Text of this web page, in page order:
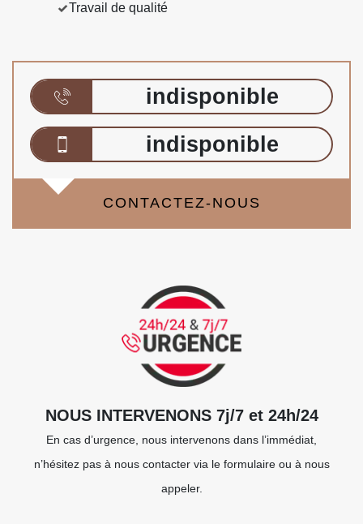
Travail de qualité
indisponible
indisponible
CONTACTEZ-NOUS
NOUS INTERVENONS 7j/7 et 24h/24
En cas d’urgence, nous intervenons dans l’immédiat,
n’hésitez pas à nous contacter via le formulaire ou à nous
appeler.